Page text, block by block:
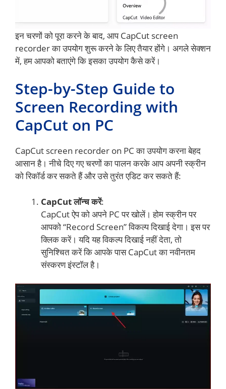
इन चरणों को पूरा करने के बाद, आप CapCut screen
recorder का उपयोग शुरू करने के लिए तैयार होंगे। अगले सेक्शन
में, हम आपको बताएंगे कि इसका उपयोग कैसे करें।
Step-by-Step Guide to
Screen Recording with
CapCut on PC
CapCut screen recorder on PC का उपयोग करना बेहद
आसान है। नीचे दिए गए चरणों का पालन करके आप अपनी स्क्रीन
को रिकॉर्ड कर सकते हैं और उसे तुरंत एडिट कर सकते हैं:
CapCut लॉन्च करें:
CapCut ऐप को अपने PC पर खोलें। होम स्क्रीन पर
आपको “Record Screen” विकल्प दिखाई देगा। इस पर
क्लिक करें। यदि यह विकल्प दिखाई नहीं देता, तो
सुनिश्चित करें कि आपके पास CapCut का नवीनतम
संस्करण इंस्टॉल है।